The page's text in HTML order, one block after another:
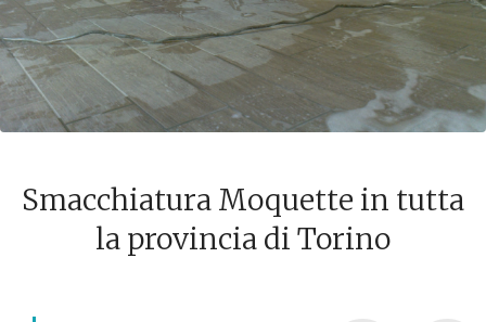
Smacchiatura Moquette in tutta
la provincia di Torino